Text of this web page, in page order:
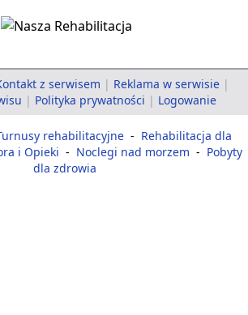
z serwisem | Reklama w serwisie |
| Polityka prywatności | Logowanie
rehabilitacyjne - Rehabilitacja dla
i Opieki - Noclegi nad morzem - Pobyty
dla zdrowia